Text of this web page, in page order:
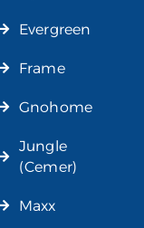
Evergreen
Frame
Gnohome
Jungle
(Cemer)
Maxx